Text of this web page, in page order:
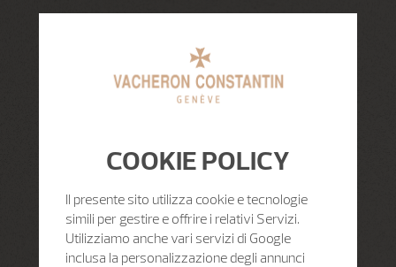
COOKIE POLICY
Il presente sito utilizza cookie e tecnologie
simili per gestire e offrire i relativi Servizi.
Utilizziamo anche vari servizi di Google
inclusa la personalizzazione degli annunci